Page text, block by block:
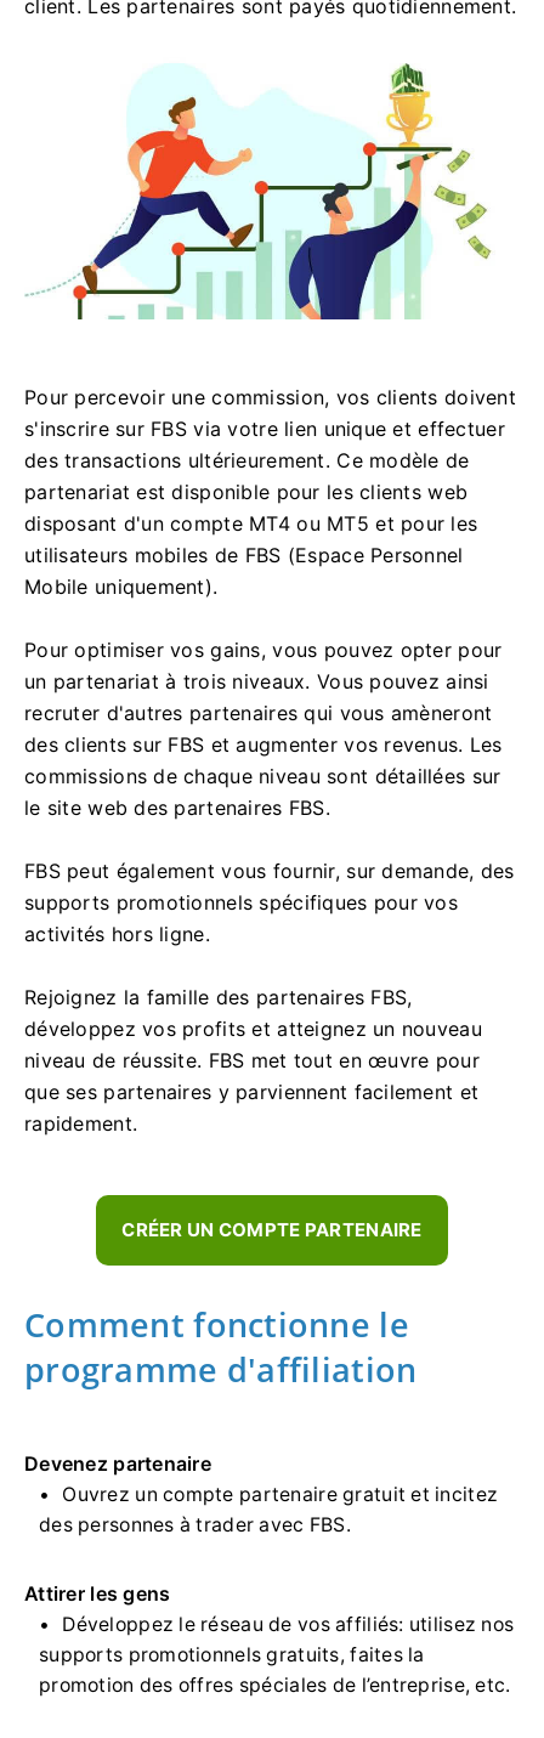
client. Les partenaires sont payés quotidiennement.
Pour percevoir une commission, vos clients doivent
s'inscrire sur FBS via votre lien unique et effectuer
des transactions ultérieurement. Ce modèle de
partenariat est disponible pour les clients web
disposant d'un compte MT4 ou MT5 et pour les
utilisateurs mobiles de FBS (Espace Personnel
Mobile uniquement).
Pour optimiser vos gains, vous pouvez opter pour
un partenariat à trois niveaux. Vous pouvez ainsi
recruter d'autres partenaires qui vous amèneront
des clients sur FBS et augmenter vos revenus. Les
commissions de chaque niveau sont détaillées sur
le site web des partenaires FBS.
FBS peut également vous fournir, sur demande, des
supports promotionnels spécifiques pour vos
activités hors ligne.
Rejoignez la famille des partenaires FBS,
développez vos profits et atteignez un nouveau
niveau de réussite. FBS met tout en œuvre pour
que ses partenaires y parviennent facilement et
rapidement.
CRÉER UN COMPTE PARTENAIRE
Comment fonctionne le
programme d'affiliation
Devenez partenaire
Ouvrez un compte partenaire gratuit et incitez
des personnes à trader avec FBS.
Attirer les gens
Développez le réseau de vos affiliés: utilisez nos
supports promotionnels gratuits, faites la
promotion des offres spéciales de l’entreprise, etc.